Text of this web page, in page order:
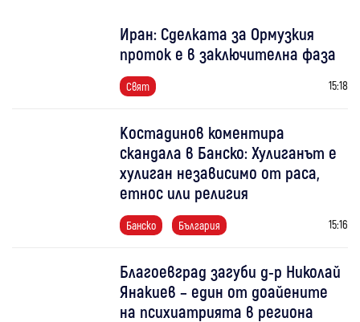
Иран: Сделката за Ормузкия
проток е в заключителна фаза
Свят 15:18
Костадинов коментира
скандала в Банско: Хулиганът е
хулиган независимо от раса,
етнос или религия
Банско България 15:16
Благоевград загуби д-р Николай
Янакиев – един от доайените
на психиатрията в региона